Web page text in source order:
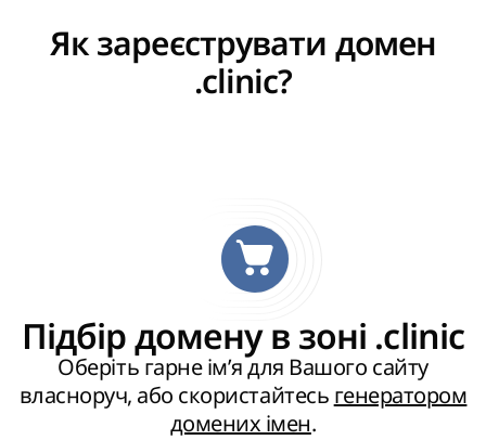
Як зареєструвати домен
.clinic?
Підбір домену в зоні .clinic
Оберіть гарне ім’я для Вашого сайту
власноруч, або скористайтесь генератором
домених імен.